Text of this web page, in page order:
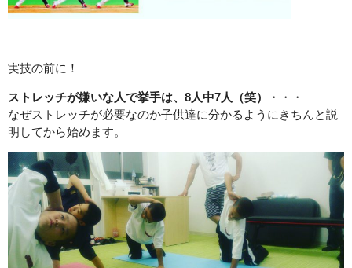
実技の前に！
ストレッチが嫌いな人で挙手は、8人中7人（笑）
・・・
なぜストレッチが必要なのか子供達に分かるようにきちんと説
明してから始めます。